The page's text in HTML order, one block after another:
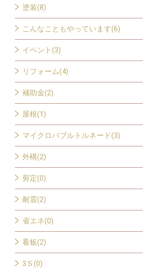
塗装(8)
こんなこともやっています(6)
イベント(3)
リフォーム(4)
補助金(2)
屋根(1)
マイクロバブルトルネード(3)
外構(2)
剪定(0)
耐震(2)
省エネ(0)
看板(2)
3Ｓ(0)